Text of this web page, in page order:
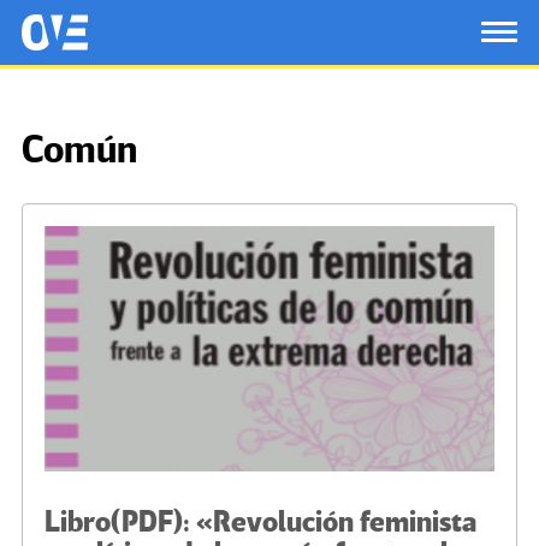
Saltar al contenido principal
OtrasVocesenEducacion.org
Común
Libro(PDF): «Revolución feminista